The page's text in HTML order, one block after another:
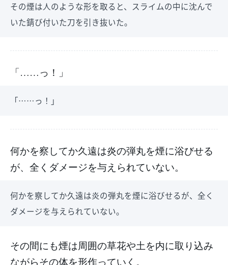
その煙は人のような形を取ると、スライムの中に沈んで
いた錆び付いた刀を引き抜いた。
「……っ！」
「……っ！」
何かを察してか久遠は炎の弾丸を煙に浴びせる
が、全くダメージを与えられていない。
何かを察してか久遠は炎の弾丸を煙に浴びせるが、全く
ダメージを与えられていない。
その間にも煙は周囲の草花や土を内に取り込み
ながらその体を形作っていく。